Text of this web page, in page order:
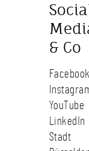
& Co
YouTube
LinkedIn
Stadt